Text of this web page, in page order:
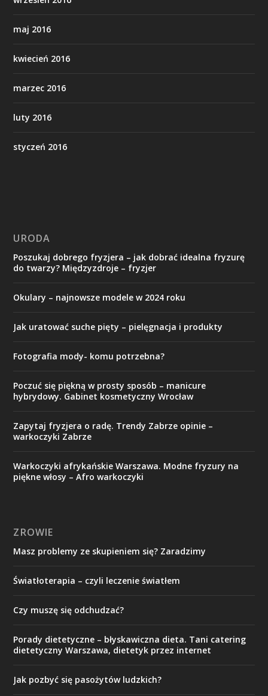
maj 2016
kwiecień 2016
marzec 2016
luty 2016
styczeń 2016
URODA
Poszukaj dobrego fryzjera – jak dobrać idealna fryzurę
do twarzy? Międzyzdroje – fryzjer
Okulary – najnowsze modele w 2024 roku
Jak uratować suche pięty – pielęgnacja i produkty
Fotografia mody- komu potrzebna?
Poczuć się piękną w prosty sposób – manicure
hybrydowy. Gabinet kosmetyczny Wrocław
Zapytaj fryzjera o radę. Trendy Zabrze opinie –
warkoczyki Zabrze
Warkoczyki afrykańskie Warszawa. Modne fryzury na
piękne włosy – Afro warkoczyki
ZROWIE
Masz problemy ze skupieniem się? Zaradzimy
Światłoterapia – czyli leczenie światłem
Czy muszę się odchudzać?
Porady dietetyczne – błyskawiczna dieta. Tani catering
dietetyczny Warszawa, dietetyk przez internet
Jak pozbyć się pasożytów ludzkich?